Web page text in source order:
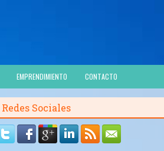
EMPRENDIMIENTO CONTACTO
Redes Sociales